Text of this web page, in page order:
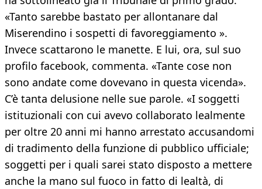
«Tanto sarebbe bastato per allontanare dal
Miserendino i sospetti di favoreggiamento ».
Invece scattarono le manette. E lui, ora, sul suo
profilo facebook, commenta. «Tante cose non
sono andate come dovevano in questa vicenda».
C’è tanta delusione nelle sue parole. «I soggetti
istituzionali con cui avevo collaborato lealmente
per oltre 20 anni mi hanno arrestato accusandomi
di tradimento della funzione di pubblico ufficiale;
soggetti per i quali sarei stato disposto a mettere
anche la mano sul fuoco in fatto di lealtà, di